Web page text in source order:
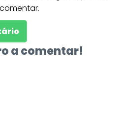
a comentar!